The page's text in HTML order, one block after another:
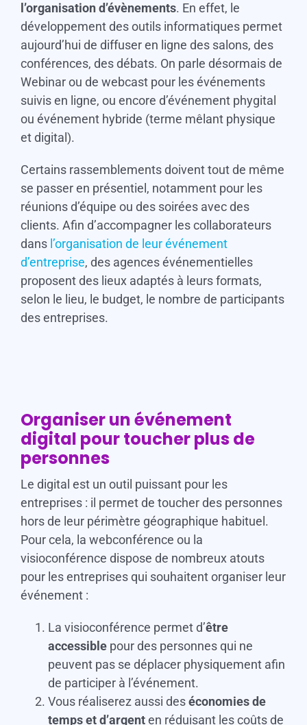
l’organisation d’évènements. En effet, le
développement des outils informatiques permet
aujourd’hui de diffuser en ligne des salons, des
conférences, des débats. On parle désormais de
Webinar ou de webcast pour les événements
suivis en ligne, ou encore d’événement phygital
ou événement hybride (terme mêlant physique
et digital).
Certains rassemblements doivent tout de même
se passer en présentiel, notamment pour les
réunions d’équipe ou des soirées avec des
clients. Afin d’accompagner les collaborateurs
dans l’organisation de leur événement
d’entreprise, des agences événementielles
proposent des lieux adaptés à leurs formats,
selon le lieu, le budget, le nombre de participants
des entreprises.
Organiser un événement
digital pour toucher plus de
personnes
Le digital est un outil puissant pour les
entreprises : il permet de toucher des personnes
hors de leur périmètre géographique habituel.
Pour cela, la webconférence ou la
visioconférence dispose de nombreux atouts
pour les entreprises qui souhaitent organiser leur
événement :
La visioconférence permet d’être
accessiblepour des personnes qui ne
peuvent pas se déplacer physiquement afin
de participer à l’événement.
Vous réaliserez aussi deséconomies de
temps et d’argenten réduisant les coûts de